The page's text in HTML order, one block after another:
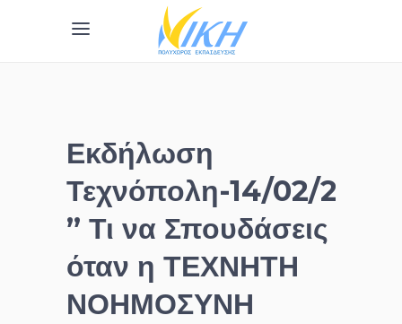
Εκδήλωση
Τεχνόπολη-14/02/2026
” Τι να Σπουδάσεις
όταν η ΤΕΧΝΗΤΗ
ΝΟΗΜΟΣΥΝΗ